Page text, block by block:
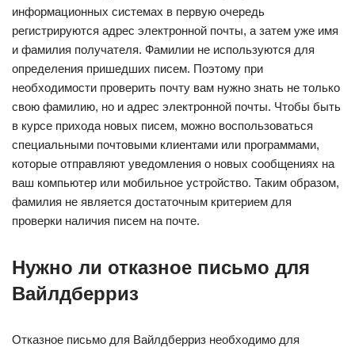
информационных системах в первую очередь
регистрируются адрес электронной почты, а затем уже имя
и фамилия получателя. Фамилии не используются для
определения пришедших писем. Поэтому при
необходимости проверить почту вам нужно знать не только
свою фамилию, но и адрес электронной почты. Чтобы быть
в курсе прихода новых писем, можно воспользоваться
специальными почтовыми клиентами или программами,
которые отправляют уведомления о новых сообщениях на
ваш компьютер или мобильное устройство. Таким образом,
фамилия не является достаточным критерием для
проверки наличия писем на почте.
Нужно ли отказное письмо для
Вайлдберриз
Отказное письмо для Вайлдберриз необходимо для